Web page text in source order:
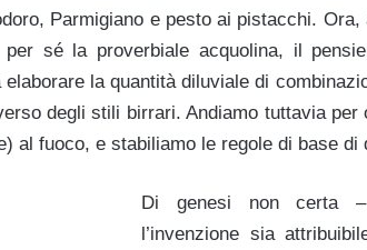
Parmigiano e pesto ai pistacchi.
sé la proverbiale acquolina, il
la quantità diluviale di
degli stili birrari. Andiamo tuttavia per
al fuoco, e stabiliamo le regole di base di
Di genesi non certa
l’invenzione sia